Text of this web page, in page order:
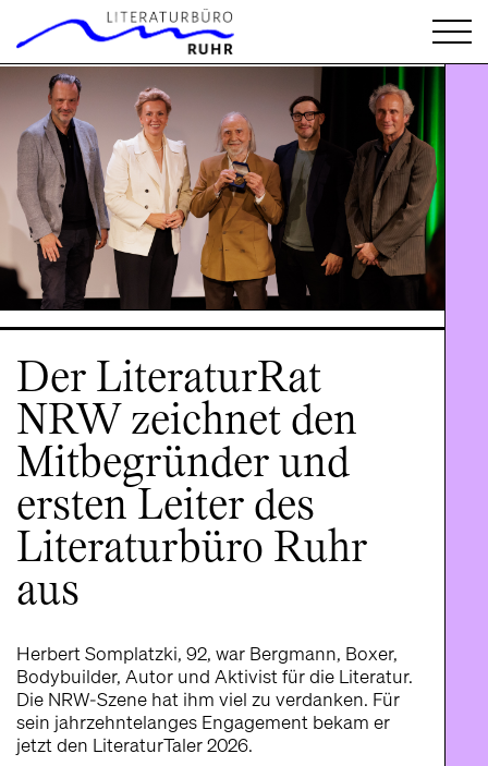
Der LiteraturRat
NRW zeichnet den
Mitbegründer und
ersten Leiter des
Literaturbüro Ruhr
aus
Herbert Somplatzki, 92, war Bergmann, Boxer,
Bodybuilder, Autor und Aktivist für die Literatur.
Die NRW-Szene hat ihm viel zu verdanken. Für
sein jahrzehntelanges Engagement bekam er
jetzt den LiteraturTaler 2026.